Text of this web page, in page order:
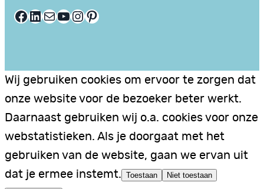
Facebook LinkedIn E-mail YouTube InstagramPinterest
Wij gebruiken cookies om ervoor te zorgen dat
onze website voor de bezoeker beter werkt.
Daarnaast gebruiken wij o.a. cookies voor onze
webstatistieken. Als je doorgaat met het
gebruiken van de website, gaan we ervan uit
dat je ermee instemt. Toestaan Niet toestaan